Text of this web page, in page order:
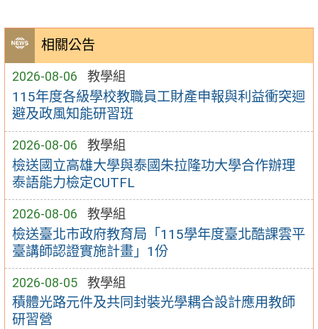
相關公告
2026-08-06 教學組
115年度各級學校教職員工財產申報與利益衝突迴
避及政風知能研習班
2026-08-06 教學組
檢送國立高雄大學與泰國朱拉隆功大學合作辦理
泰語能力檢定CUTFL
2026-08-06 教學組
檢送臺北市政府教育局「115學年度臺北酷課雲平
臺講師認證實施計畫」1份
2026-08-05 教學組
積體光路元件及共同封裝光學耦合設計應用教師
研習營